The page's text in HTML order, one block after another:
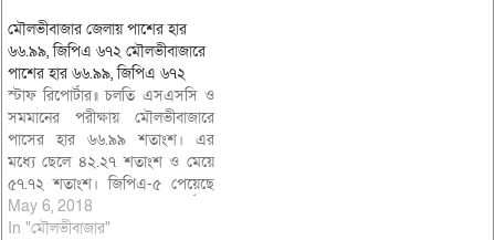
মৌলভীবাজার জেলায় পাশের হার
৬৬.৯৯, জিপিএ ৬৭২ মৌলভীবাজারে
পাশের হার ৬৬.৯৯, জিপিএ ৬৭২
স্টাফ রিপোর্টার॥ চলতি এসএসসি ও
সমমানের পরীক্ষায় মৌলভীবাজারে
পাসের হার ৬৬.৯৯ শতাংশ। এর
মধ্যে ছেলে ৪২.২৭ শতাংশ ও মেয়ে
৫৭.৭২ শতাংশ। জিপিএ-৫ পেয়েছে
৬শত ৭২ জন। জিপিএ-৫ শিক্ষার্থীদের
মধ্যে ছেলে ৩৫৩ জন ও মেয়ে ৩১৯
May 6, 2018
In "মৌলভীবাজার"